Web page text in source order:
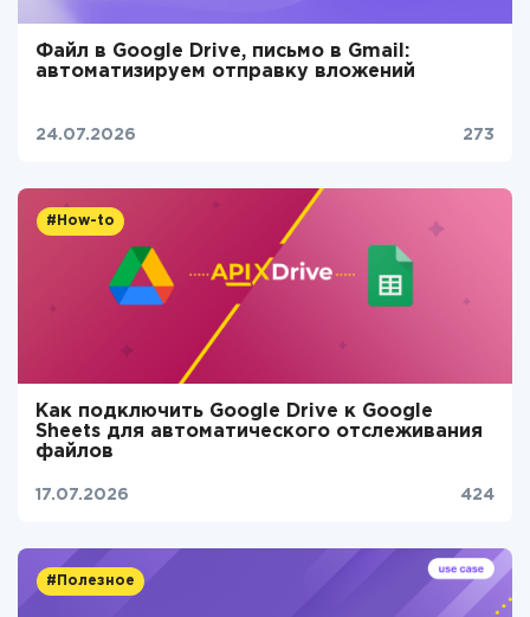
Файл в Google Drive, письмо в Gmail:
автоматизируем отправку вложений
24.07.2026 273
#How-to
Как подключить Google Drive к Google
Sheets для автоматического отслеживания
файлов
17.07.2026 424
#Полезное